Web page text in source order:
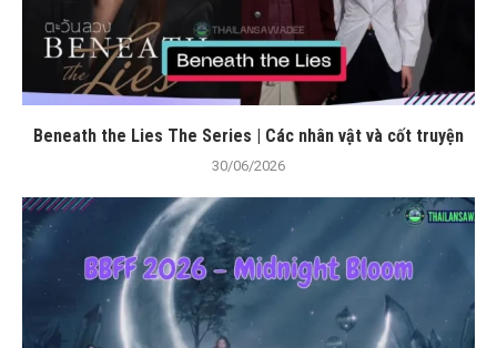
Beneath the Lies The Series | Các nhân vật và cốt truyện
30/06/2026